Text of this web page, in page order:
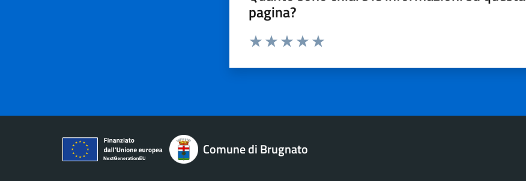
pagina?
Comune di Brugnato